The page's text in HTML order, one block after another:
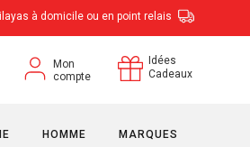
à domicile ou en point relais
Mon
compte
Idées
Cadeaux
HOMME MARQUES